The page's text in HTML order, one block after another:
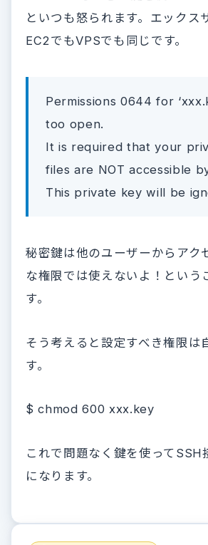
といつも怒られます。エックス
EC2でもVPSでも同じです。
Permissions 0644 for
too open.
It is required that your
files are NOT accessible
This private key will be
秘密鍵は他のユーザーからアク
な権限では使えないよ！という
す。
そう考えると設定すべき権限は
す。
$ chmod 600 xxx.key
これで問題なく鍵を使ってSSH
になります。